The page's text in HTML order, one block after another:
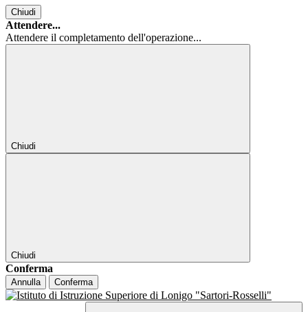
Chiudi
Attendere...
Attendere il completamento dell'operazione...
Chiudi
Chiudi
Conferma
Annulla Conferma